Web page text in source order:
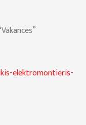
elektromontieris-